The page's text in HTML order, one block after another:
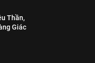
Thần,
Giác